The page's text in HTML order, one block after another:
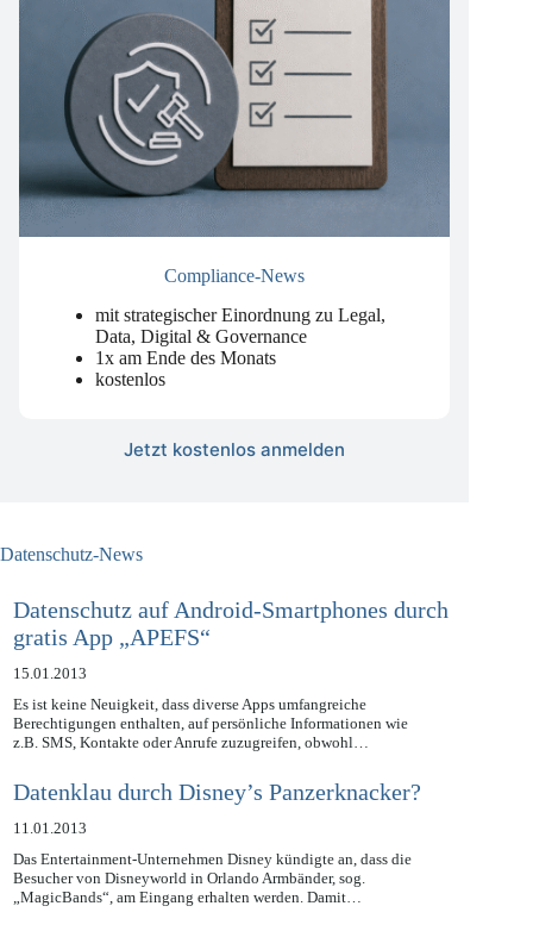
mit strategischer Einordnung zu Legal,
Data, Digital & Governance
1x am Ende des Monats
Datenschutz auf Android-Smartphones durch
gratis App „APEFS“
15.01.2013
Es ist keine Neuigkeit, dass diverse Apps umfangreiche
Berechtigungen enthalten, auf persönliche Informationen wie
Datenklau durch Disney’s Panzerknacker?
11.01.2013
Das Entertainment-Unternehmen Disney kündigte an, dass die
Besucher von Disneyworld in Orlando Armbänder, sog.